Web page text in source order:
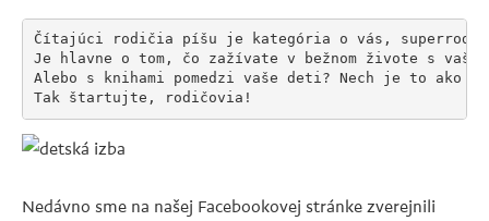
Čítajúci rodičia píšu je kategória o vás,
Je hlavne o tom, čo zažívate v bežnom živote s
Alebo s knihami pomedzi vaše deti? Nech je to
Tak štartujte, rodičovia!
Nedávno sme na našej Facebookovej stránke zverejnili